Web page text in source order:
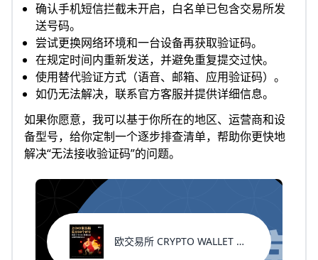
确认手机短信拦截未开启，白名单已包含交易所发
送号码。
尝试更换网络环境和一台设备再获取验证码。
在规定时间内重新发送，并避免重复提交过快。
使用替代验证方式（语音、邮箱、应用验证码）。
如仍无法解决，联系官方客服并提供详细信息。
如果你愿意，我可以基于你所在的地区、运营商和设
备型号，给你定制一个逐步排查清单，帮助你更快地
解决“无法接收验证码”的问题。
欧交易所 CRYPTO WALLET 返佣代码